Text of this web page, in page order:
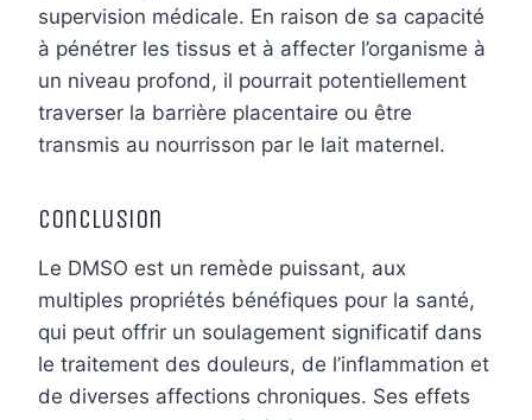
supervision médicale. En raison de sa capacité
à pénétrer les tissus et à affecter l’organisme à
un niveau profond, il pourrait potentiellement
traverser la barrière placentaire ou être
transmis au nourrisson par le lait maternel.
Conclusion
Le DMSO est un remède puissant, aux
multiples propriétés bénéfiques pour la santé,
qui peut offrir un soulagement significatif dans
le traitement des douleurs, de l’inflammation et
de diverses affections chroniques. Ses effets